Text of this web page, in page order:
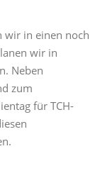
wir in einen noch
wir in
Neben
zum
für TCH-